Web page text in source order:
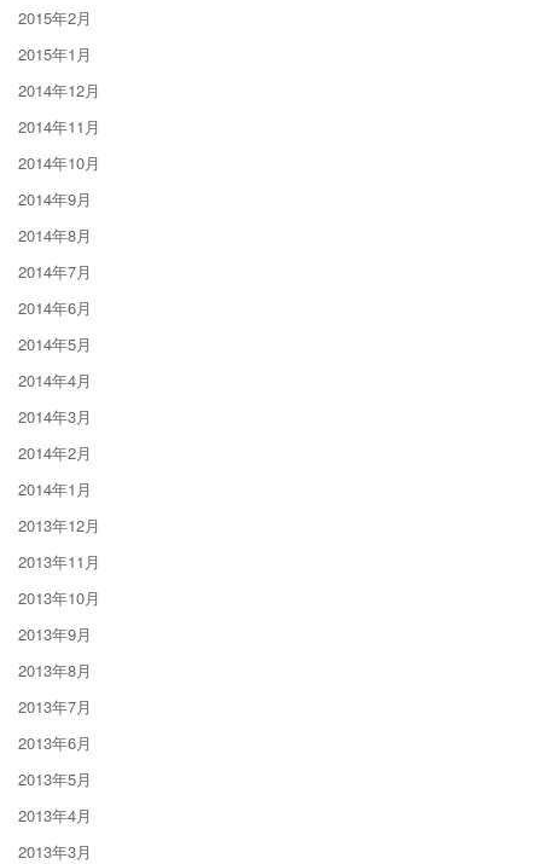
2015年2月
2015年1月
2014年12月
2014年11月
2014年10月
2014年9月
2014年8月
2014年7月
2014年6月
2014年5月
2014年4月
2014年3月
2014年2月
2014年1月
2013年12月
2013年11月
2013年10月
2013年9月
2013年8月
2013年7月
2013年6月
2013年5月
2013年4月
2013年3月